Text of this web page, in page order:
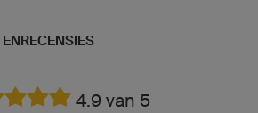
4.9 van 5